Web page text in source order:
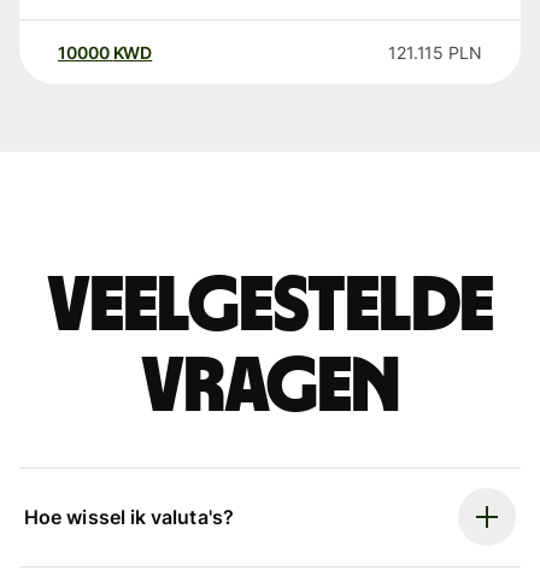
10000 KWD 121.115 PLN
Veelgestelde
vragen
Hoe wissel ik valuta's?